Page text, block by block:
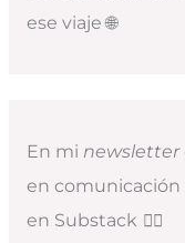
ese viaje 🌐
En mi newsletter
en comunicación
en Substack 👇🏻